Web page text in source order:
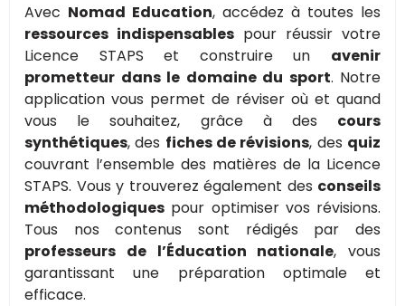
Avec Nomad Education, accédez à toutes les
ressources indispensables pour réussir votre
Licence STAPS et construire un avenir
prometteur dans le domaine du sport. Notre
application vous permet de réviser où et quand
vous le souhaitez, grâce à des cours
synthétiques, des fiches de révisions, des quiz
couvrant l’ensemble des matières de la Licence
STAPS. Vous y trouverez également des conseils
méthodologiques pour optimiser vos révisions.
Tous nos contenus sont rédigés par des
professeurs de l’Éducation nationale, vous
garantissant une préparation optimale et
efficace.